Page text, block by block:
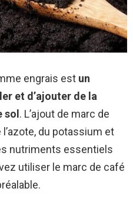
engrais est un
et d’ajouter de la
sol. L’ajout de marc de
du potassium et
nutriments essentiels
utiliser le marc de café